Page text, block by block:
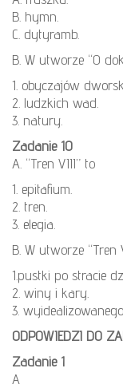
B. hymn.
C. dytyramb.
B. W utworze “O
1. obyczajów
2. ludzkich wad.
3. natury.
Zadanie 10
A. “Tren VIII” to
1. epitafium.
2. tren.
3. elegia.
B. W utworze
1.pustki po stracie
2. winy i kary.
3.
ODPOWIEDZI DO
Zadanie 1
A